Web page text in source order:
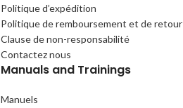
Politique d’expédition
Politique de remboursement et de retour
Clause de non-responsabilité
Contactez nous
Manuals and Trainings
Manuels